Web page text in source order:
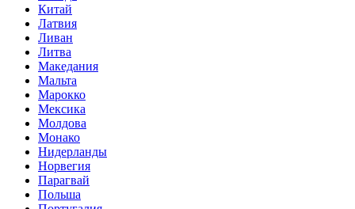
Китай
Латвия
Ливан
Литва
Македания
Мальта
Марокко
Мексика
Молдова
Монако
Нидерланды
Норвегия
Парагвай
Польша